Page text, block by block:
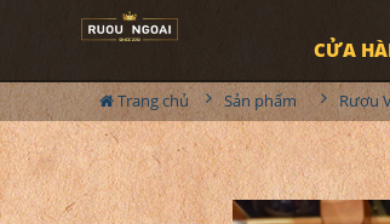
CỬA
Trang chủ Sản phẩm Rượu